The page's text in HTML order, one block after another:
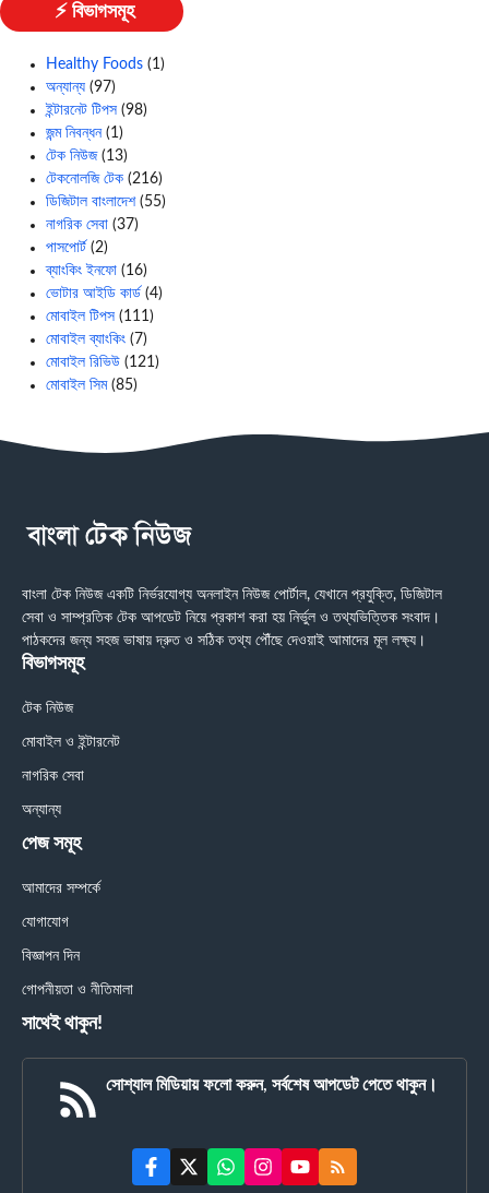
⚡ বিভাগসমূহ
Healthy Foods (1)
অন্যান্য (97)
ইন্টারনেট টিপস (98)
জন্ম নিবন্ধন(1)
টেক নিউজ(13)
টেকনোলজি টেক (216)
ডিজিটাল বাংলাদেশ(55)
নাগরিক সেবা (37)
পাসপোর্ট (2)
ব্যাংকিং ইনফো (16)
ভোটার আইডি কার্ড (4)
মোবাইল টিপস (111)
মোবাইল ব্যাংকিং (7)
মোবাইল রিভিউ (121)
মোবাইল সিম(85)
বাংলা টেক নিউজ একটি নির্ভরযোগ্য অনলাইন নিউজ পোর্টাল, যেখানে প্রযুক্তি, ডিজিটাল
সেবা ও সাম্প্রতিক টেক আপডেট নিয়ে প্রকাশ করা হয় নির্ভুল ও তথ্যভিত্তিক সংবাদ।
পাঠকদের জন্য সহজ ভাষায় দ্রুত ও সঠিক তথ্য পৌঁছে দেওয়াই আমাদের মূল লক্ষ্য।
বিভাগসমূহ
টেক নিউজ
মোবাইল ও ইন্টারনেট
নাগরিক সেবা
অন্যান্য
পেজ সমূহ
আমাদের সম্পর্কে
যোগাযোগ
বিজ্ঞাপন দিন
গোপনীয়তা ও নীতিমালা
সাথেই থাকুন!
সোশ্যাল মিডিয়ায় ফলো করুন, সর্বশেষ আপডেট পেতে থাকুন।